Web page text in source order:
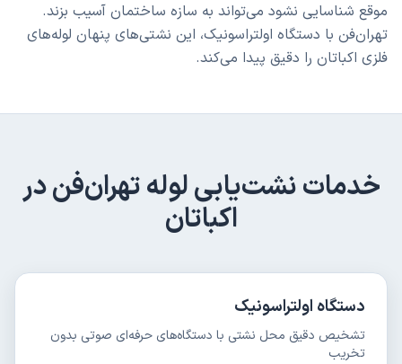
موقع شناسایی نشود می‌تواند به سازه ساختمان آسیب بزند.
تهران‌فن با دستگاه اولتراسونیک، این نشتی‌های پنهان لوله‌های
فلزی اکباتان را دقیق پیدا می‌کند.
خدماتنشت‌یابی لولهتهران‌فن در
اکباتان
دستگاه اولتراسونیک
تشخیص دقیق محل نشتی با دستگاه‌های حرفه‌ای صوتی بدون
تخریب